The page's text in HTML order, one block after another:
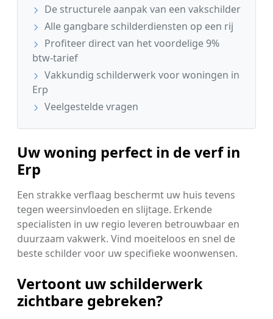
De structurele aanpak van een vakschilder
Alle gangbare schilderdiensten op een rij
Profiteer direct van het voordelige 9%
btw-tarief
Vakkundig schilderwerk voor woningen in
Erp
Veelgestelde vragen
Uw woning perfect in de verf in
Erp
Een strakke verflaag beschermt uw huis tevens
tegen weersinvloeden en slijtage. Erkende
specialisten in uw regio leveren betrouwbaar en
duurzaam vakwerk. Vind moeiteloos en snel de
beste schilder voor uw specifieke woonwensen.
Vertoont uw schilderwerk
zichtbare gebreken?